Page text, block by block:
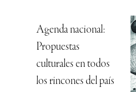
Agenda nacional:
Propuestas
culturales en todos
los rincones del país